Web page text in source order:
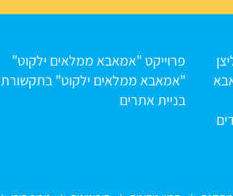
פרוייקט "אמאבא ממלאים ילקוט"
"אמאבא ממלאים ילקוט" בתקשורת
בניית אתרים